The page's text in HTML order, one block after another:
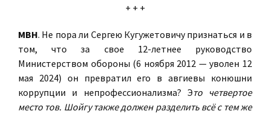
+ + +
МВН. Не пора ли Сергею Кугужетовичу признаться и в
том, что за свое 12-летнее руководство
Министерством обороны (6 ноября 2012 — уволен 12
мая 2024) он превратил его в авгиевы конюшни
коррупции и непрофессионализма? Это четвертое
место тов. Шойгу также должен разделить всё с тем же